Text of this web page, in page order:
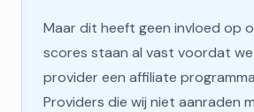
Maar dit heeft geen invloed op
scores staan al vast voordat we
provider een affiliate
Providers die wij niet aanraden